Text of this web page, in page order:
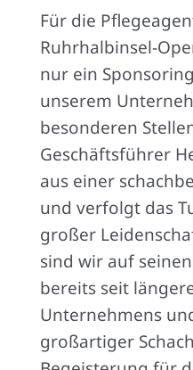
Für die
Ruhrhalbinsel-
nur ein
unserem
besonderen
Geschäftsführer
aus einer
und verfolgt das
großer
sind wir auf
bereits seit
Unternehmens
großartiger